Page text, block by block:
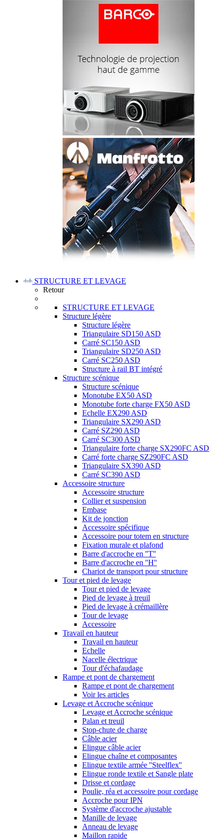
STRUCTURE ET LEVAGE
Retour
STRUCTURE ET LEVAGE
Structure légère
Structure légère
Triangulaire SD150 ASD
Carré SC150 ASD
Triangulaire SD250 ASD
Carré SC250 ASD
Structure à rail BT intégré
Structure scénique
Structure scénique
Monotube EX50 ASD
Monotube forte charge FX50 ASD
Echelle EX290 ASD
Triangulaire SX290 ASD
Carré SZ290 ASD
Carré SC300 ASD
Triangulaire forte charge SX290FC ASD
Carré forte charge SZ290FC ASD
Triangulaire SX390 ASD
Carré SC390 ASD
Accessoire structure
Accessoire structure
Collier et suspension
Embase
Kit de jonction
Accessoire spécifique
Accessoire pour totem en structure
Fixation murale et plafond
Barre d'accroche en ''T''
Barre d'accroche en ''H''
Chariot de transport pour structure
Tour et pied de levage
Tour et pied de levage
Pied de levage à treuil
Pied de levage à crémaillère
Tour de levage
Accessoire
Travail en hauteur
Travail en hauteur
Echelle
Nacelle électrique
Tour d'échafaudage
Rampe et pont de chargement
Rampe et pont de chargement
Voir les articles
Levage et Accroche scénique
Levage et Accroche scénique
Palan et treuil
Stop-chute de charge
Câble acier
Elingue câble acier
Elingue chaîne et composantes
Elingue textile armée ''Steelflex''
Elingue ronde textile et Sangle plate
Drisse et cordage
Poulie, réa et accessoire pour cordage
Accroche pour IPN
Système d'accroche ajustable
Manille de levage
Anneau de levage
Maillon rapide